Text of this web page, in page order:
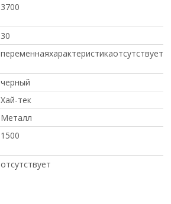
3700
30
переменнаяхарактеристикаотсутствует
черный
Хай-тек
Металл
1500
отсутствует